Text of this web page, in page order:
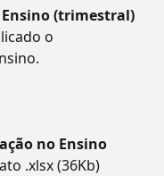
(trimestral)
o
no Ensino
.xlsx (36Kb)